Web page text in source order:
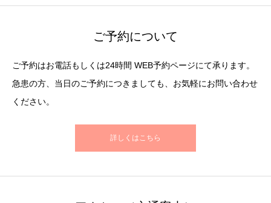
ご予約について
ご予約はお電話もしくは24時間 WEB予約ページにて承ります。
急患の方、当日のご予約につきましても、お気軽にお問い合わせ
ください。
詳しくはこちら